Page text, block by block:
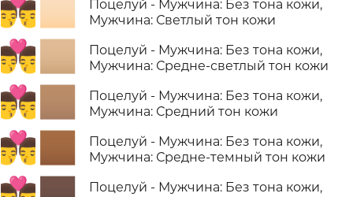
👨‍❤️‍💋‍👨🏻
Поцелуй - Мужчина: Без тона кожи,
Мужчина: Светлый тон кожи
👨‍❤️‍💋‍👨🏼
Поцелуй - Мужчина: Без тона кожи,
Мужчина: Средне-светлый тон кожи
👨‍❤️‍💋‍👨🏽
Поцелуй - Мужчина: Без тона кожи,
Мужчина: Средний тон кожи
👨‍❤️‍💋‍👨🏾
Поцелуй - Мужчина: Без тона кожи,
Мужчина: Средне-темный тон кожи
Поцелуй - Мужчина: Без тона кожи,